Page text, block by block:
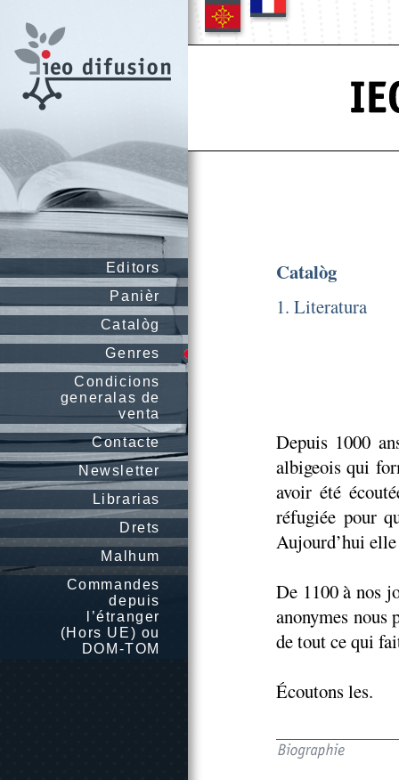
Editors
Panièr
Catalòg
Genres
Condicions
generalas de
venta
Contacte
Newsletter
Librarias
Drets
Malhum
Commandes
depuis
l’étranger
(Hors UE) ou
DOM-TOM
Catalòg
1. Literatura
Depuis 1000
albigeois qui
avoir été
réfugiée pour
Aujourd’hui elle
De 1100 à nos
anonymes nous
de tout ce qui
Écoutons les.